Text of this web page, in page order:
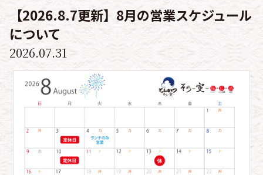
【2026.8.7更新】8月の営業スケジュール
について
2026.07.31